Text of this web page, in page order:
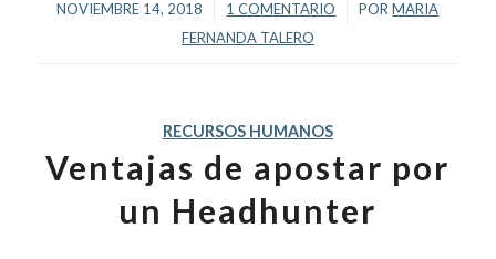
NOVIEMBRE 14, 2018
/ 1 COMENTARIO
/ PORMARIA
FERNANDA TALERO
RECURSOS HUMANOS
Ventajas de apostar por
un Headhunter